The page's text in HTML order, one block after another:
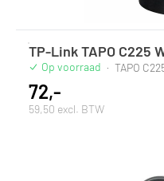
TP-Link TAPO C225
Op voorraad · TAPO
72,-
59,50 excl. BTW